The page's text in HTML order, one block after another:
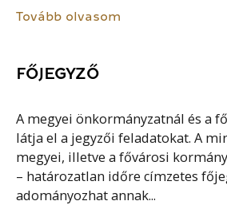
Tovább olvasom
FŐJEGYZŐ
A megyei önkormányzatnál és a
látja el a jegyzői feladatokat. A
megyei, illetve a fővárosi
– határozatlan időre címzetes
adományozhat annak...